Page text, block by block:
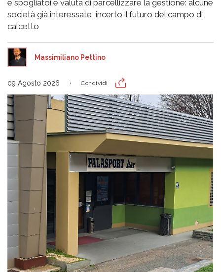
e spogliatoi e valuta di parcellizzare la gestione: alcune
società già interessate, incerto il futuro del campo di
calcetto
Massimiliano Pettino
09 Agosto 2026 Condividi